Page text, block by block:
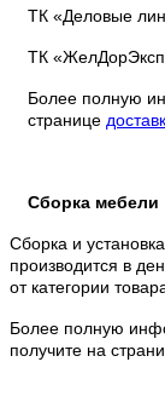
ТК «Деловые
ТК
Более полную
странице
Сборка мебели
Сборка и
производится в
от категории
Более полную
получите на